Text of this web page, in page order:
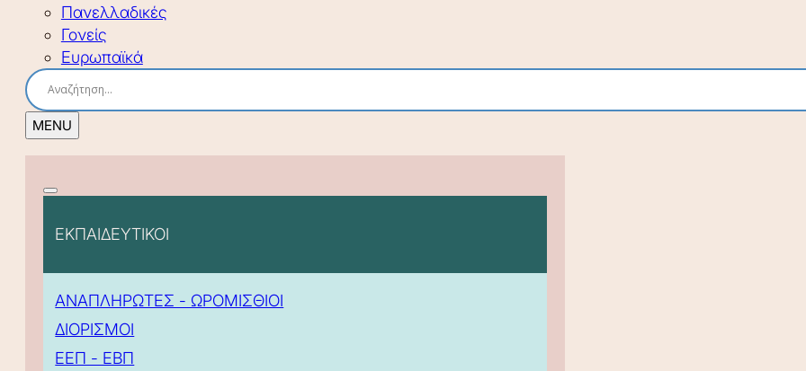
Πανελλαδικές
Γονείς
Ευρωπαϊκά
ΕΚΠΑΙΔΕΥΤΙΚΟΙ
ΑΝΑΠΛΗΡΩΤΕΣ - ΩΡΟΜΙΣΘΙΟΙ
ΔΙΟΡΙΣΜΟΙ
ΕΕΠ - ΕΒΠ